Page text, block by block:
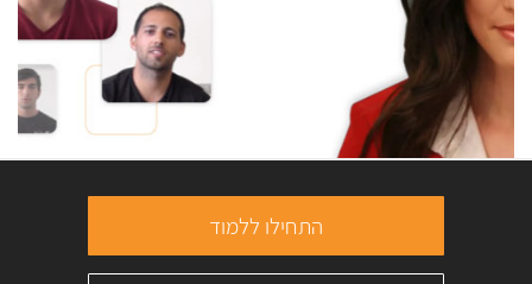
התחילו ללמוד